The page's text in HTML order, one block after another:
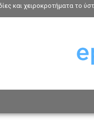
και χειροκροτήματα το